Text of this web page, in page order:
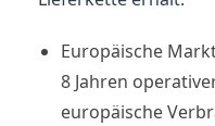
Europäische
8 Jahren
europäische